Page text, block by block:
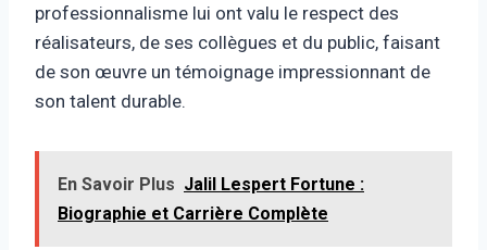
professionnalisme lui ont valu le respect des
réalisateurs, de ses collègues et du public, faisant
de son œuvre un témoignage impressionnant de
son talent durable.
En Savoir Plus Jalil Lespert Fortune :
Biographie et Carrière Complète